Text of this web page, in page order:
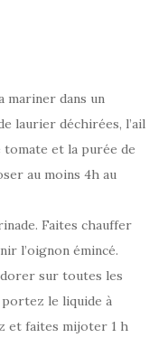
mariner dans un
laurier déchirées, l’ail
tomate et la purée de
au moins 4h au
Faites chauffer
l’oignon émincé.
sur toutes les
portez le liquide à
et faites mijoter 1 h